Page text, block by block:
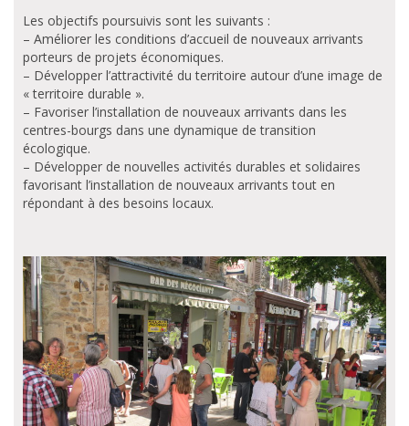
Les objectifs poursuivis sont les suivants :
– Améliorer les conditions d’accueil de nouveaux arrivants
porteurs de projets économiques.
– Développer l’attractivité du territoire autour d’une image de
« territoire durable ».
– Favoriser l’installation de nouveaux arrivants dans les
centres-bourgs dans une dynamique de transition
écologique.
– Développer de nouvelles activités durables et solidaires
favorisant l’installation de nouveaux arrivants tout en
répondant à des besoins locaux.